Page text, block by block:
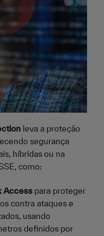
leva a proteção
segurança
híbridas ou na
como:
Access para proteger
contra ataques e
usando
definidos por